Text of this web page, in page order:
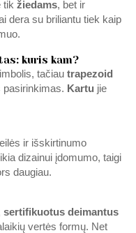
tik žiedams, bet ir
dera su briliantu tiek kaip
kuris kam?
tačiau trapezoid
Kartu jie
ir išskirtinumo
dizainui įdomumo, taigi
daugiau.
sertifikuotus deimantus
vertės formų. Net